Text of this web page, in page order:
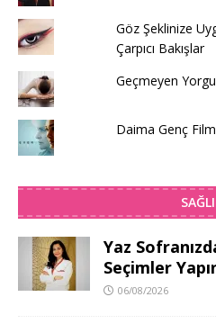
Göz Şeklinize
Çarpıcı Bakışlar
Geçmeyen
Daima Genç
Yaz
Seçimler
06/08/2026